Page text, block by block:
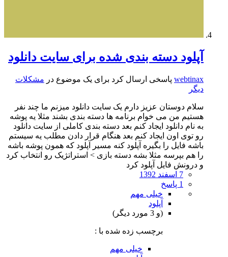
آپلود دسته بندی شده برای سایت دانلود
webtinax پاسخی ارسال کرد برای یک موضوع در مشکلات
دیگر
سلام دوستان عزیز دارم یک سایت دانلود میزنم ما چند نفر
هستیم من می خوام برنامه ها دسته بندی بشند مثلا یه پوشه
به نام دانلود ایجاد کنم بعد دسته بندی کاملی از سایت دانلود
رو توی اون ایجاد کنم بعد هنگام قرار دادن مطلب یه سیستم
باشه فایل را بگیره آپلود کنه مسیر آپلود که همون پوشه باشه
را هم بپرسه مثلا بشه دسته بازی > استراتژیک رو انتخاب کرد
و درونش فایل آپلود کرد
7 اسفند 1392
1 پاسخ
خیلی مهم
آپلود
(و 3 مورد دیگر)
برچسب زده شده با :
خیلی مهم